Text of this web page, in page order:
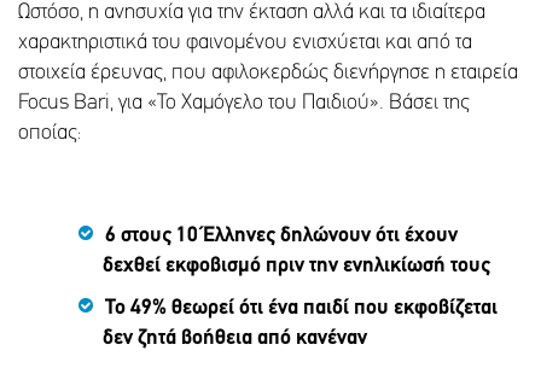
Ωστόσο, η ανησυχία για την έκταση αλλά και τα ιδιαίτερα
χαρακτηριστικά του φαινομένου ενισχύεται και από τα
στοιχεία έρευνας, που αφιλοκερδώς διενήργησε η εταιρεία
Focus Bari, για «Το Χαμόγελο του Παιδιού». Βάσει της
οποίας:
6 στους 10 Έλληνες δηλώνουν ότι έχουν
δεχθεί εκφοβισμό πριν την ενηλικίωσή τους
Το 49% θεωρεί ότι ένα παιδί που εκφοβίζεται
δεν ζητά βοήθεια από κανέναν